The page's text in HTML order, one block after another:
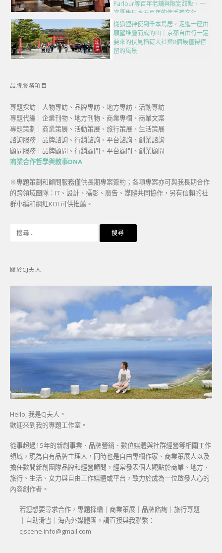
Parlour等百年老舖與限定甜點，一
次匯集日本五百年的伴手禮文化
從狐狸神使到千本鳥居，走進一座由
願望堆疊而成的山｜京都自由行一定
要來的伏見稻荷大社與8個最值得停
留的風景
品牌服務項目
專題採訪｜人物專訪、品牌專訪、地方專訪、活動專訪
專題代編｜企業刊物、地方刊物、商業專欄、商業文案
專題策劃｜商業策展、活動策展、旅行策展、生活策展
諮詢服務｜品牌諮詢、行銷諮詢、平台諮詢、創業諮詢
顧問服務｜品牌顧問、行銷顧問、平台顧問、創業顧問
商業合作哲學與敘事DNA
※專題策劃和顧問服務僅供長期專案簽約；各項專案亦可與我長期合作
的跨領域團隊：IT、設計、攝影、廣告、媒體共同協作，另有信賴的社
群小編和網紅KOL可供推薦。
字:
關於CJ夫人
Hello, 我是CJ夫人。
歡迎來到我的專題工作室。
從事超過15年的新創事業、品牌營銷、數位媒體與社群經營等相關工作
領域，現為自有品牌主理人，同時也是自由專欄作家、商業策展人以及
擔任數間新創團隊品牌和經營顧問，經常發表個人觀點於商業、地方、
旅行、生活、女力與自由工作媒體或平台，致力於成為一位啟發人心的
內容創作者。
若您想要尋求合作，專題採編｜商業策展｜品牌諮詢｜旅行專題
｜自助滑雪｜海內外媒體團，請直接與我聯繫：
cjscene.info@gmail.com